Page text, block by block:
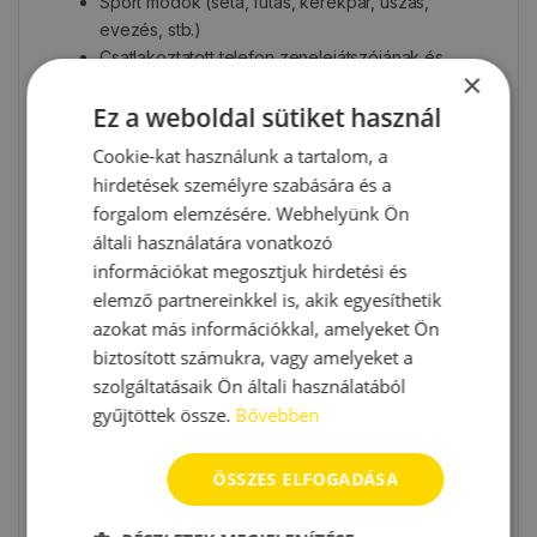
evezés, stb.)
Csatlakoztatott telefon zenelejátszójának és
Automatikusan bekapcsol a kijelző, ha
Pulzusmérő
Lépésszámláló
Egyszerű alvásfigyelő
Ébresztő
Időjárás
Stopper
Számológép
stb.
Rövid leírás
A Leafit Q4 egy sportos és elegáns férfi okosóra,
amely prémium fémházzal, fém szíjjal és kényelmes,
×
Ez a weboldal sütiket használ
Cookie-kat használunk a tartalom, a
hirdetések személyre szabására és a
forgalom elemzésére. Webhelyünk Ön
általi használatára vonatkozó
információkat megosztjuk hirdetési és
elemző partnereinkkel is, akik egyesíthetik
azokat más információkkal, amelyeket Ön
biztosított számukra, vagy amelyeket a
szolgáltatásaik Ön általi használatából
gyűjtöttek össze. Bővebben
ÖSSZES ELFOGADÁSA